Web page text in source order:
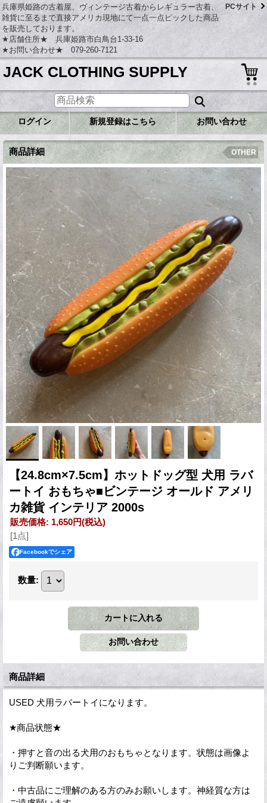
兵庫県姫路の古着屋、ヴィンテージ古着からレギュラー古着、
雑貨に至るまで直接アメリカ現地にて一点一点ピックした商品
を販売しております。
★店舗住所★ 兵庫姫路市白鳥台1-33-16
★お問い合わせ★ 079-260-7121
PCサイト
JACK CLOTHING SUPPLY
ログイン 新規登録はこちら お問い合わせ
商品詳細 OTHER
【24.8cm×7.5cm】ホットドッグ型 犬用 ラバ
ートイ おもちゃ■ビンテージ オールド アメリ
カ雑貨 インテリア 2000s
販売価格: 1,650円(税込)
[1点]
Facebookでシェア
数量:
商品詳細
USED 犬用ラバートイになります。
★商品状態★
・押すと音の出る犬用のおもちゃとなります。状態は画像よ
りご判断願います。
・中古品にご理解のある方のみお願いします。神経質な方は